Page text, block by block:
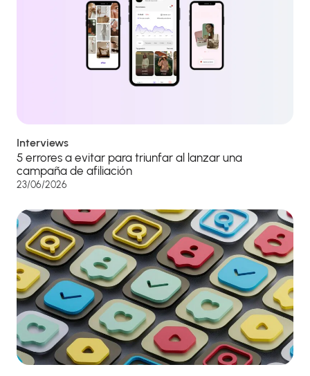
Interviews
5 errores a evitar para triunfar al lanzar una
campaña de afiliación
23/06/2026